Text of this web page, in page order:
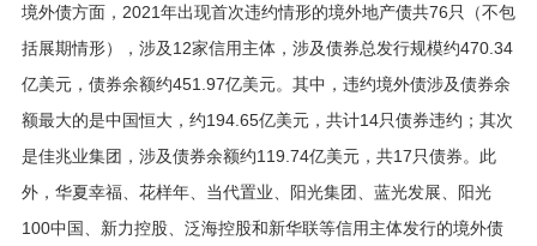
境外债方面，2021年出现首次违约情形的境外地产债共76只（不包
括展期情形），涉及12家信用主体，涉及债券总发行规模约470.34
亿美元，债券余额约451.97亿美元。其中，违约境外债涉及债券余
额最大的是中国恒大，约194.65亿美元，共计14只债券违约；其次
是佳兆业集团，涉及债券余额约119.74亿美元，共17只债券。此
外，华夏幸福、花样年、当代置业、阳光集团、蓝光发展、阳光
100中国、新力控股、泛海控股和新华联等信用主体发行的境外债